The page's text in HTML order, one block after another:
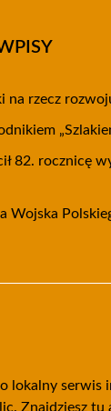
na rzecz
82. rocznicę
Wojska
lokalny serwis
Znajdziesz tu